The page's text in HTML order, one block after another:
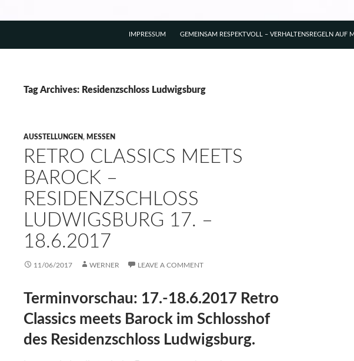
GEMEINSAM RESPEKTVOLL – VERHALTENSREGELN AUF
IMPRESSUM
Tag Archives: Residenzschloss Ludwigsburg
AUSSTELLUNGEN, MESSEN
RETRO CLASSICS MEETS
BAROCK –
RESIDENZSCHLOSS
LUDWIGSBURG 17. –
18.6.2017
11/06/2017 WERNER LEAVE A COMMENT
Terminvorschau: 17.-18.6.2017 Retro
Classics meets Barock im Schlosshof
des Residenzschloss Ludwigsburg.